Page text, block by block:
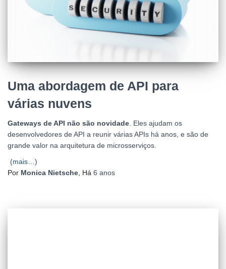
Uma abordagem de API para
várias nuvens
Gateways de API não são novidade . Eles ajudam os
desenvolvedores de API a reunir várias APIs há anos, e são de
grande valor na arquitetura de microsserviços.
(mais…)
Por Monica Nietsche , Há 6 anos